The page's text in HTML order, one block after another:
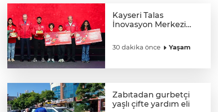
Kayseri Talas
İnovasyon Merkezi
30 dakika önce Yaşam
Zabıtadan gurbetçi
yaşlı çifte yardım eli